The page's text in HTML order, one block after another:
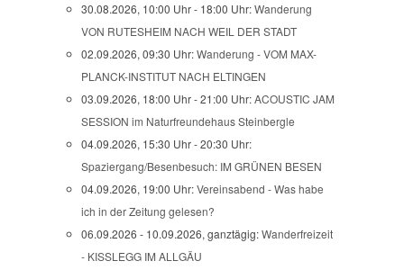
30.08.2026, 10:00 Uhr - 18:00 Uhr:Wanderung
VON RUTESHEIM NACH WEIL DER STADT
02.09.2026, 09:30 Uhr:Wanderung - VOM MAX-
PLANCK-INSTITUT NACH ELTINGEN
03.09.2026, 18:00 Uhr - 21:00 Uhr:ACOUSTIC JAM
SESSION im Naturfreundehaus Steinbergle
04.09.2026, 15:30 Uhr - 20:30 Uhr:
Spaziergang/Besenbesuch: IM GRÜNEN BESEN
04.09.2026, 19:00 Uhr:Vereinsabend - Was habe
ich in der Zeitung gelesen?
06.09.2026 - 10.09.2026, ganztägig:Wanderfreizeit
- KISSLEGG IM ALLGÄU